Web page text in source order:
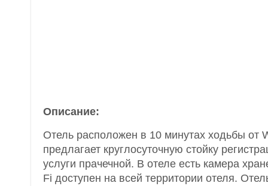
Описание:
Отель расположен в 10 минутах ходьбы от
предлагает круглосуточную стойку
услуги прачечной. В отеле есть камера
Fi доступен на всей территории отеля.